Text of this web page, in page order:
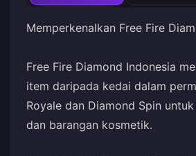
Memperkenalkan Free Fire
Free Fire Diamond Indonesia
item daripada kedai dalam
Royale dan Diamond Spin
dan barangan kosmetik.